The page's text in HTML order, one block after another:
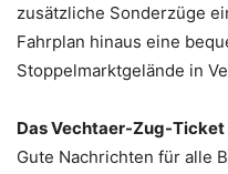
zusätzliche Sonderzüge
Fahrplan hinaus eine
Stoppelmarktgelände in
Das Vechtaer-Zug-
Gute Nachrichten für alle